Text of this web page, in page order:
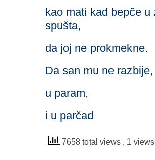
kao mati kad bepče u
spušta,
da joj ne prokmekne.
Da san mu ne razbije,
u param,
i u parčad
7658 total views , 1